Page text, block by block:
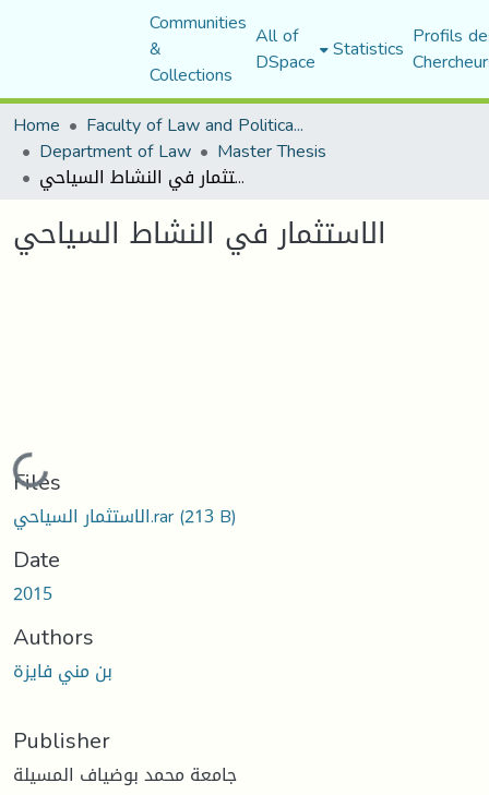
Communities
&
Collections
All of
DSpace Statistics Profils
Home
Faculty of Law and Political Science
Department of Law Master Thesis
الاستثمار في النشاط السياحي
الاستثمار في النشاط السياحي
Loading...
Files
الاستثمار السياحي.rar(213 B)
Date
2015
Authors
بن مني فايزة
Publisher
جامعة محمد بوضياف المسيلة